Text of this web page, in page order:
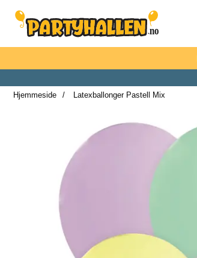
Startsiden for Partyhallen AB
Hjemmeside
Latexballonger Pastell Mix